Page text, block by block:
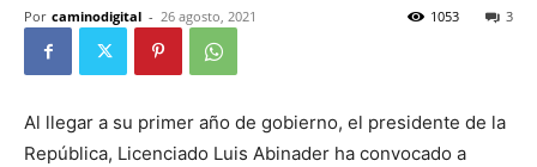
Por caminodigital - 26 agosto, 2021 3
1053
Al llegar a su primer año de gobierno, el presidente de la
República, Licenciado Luis Abinader ha convocado a